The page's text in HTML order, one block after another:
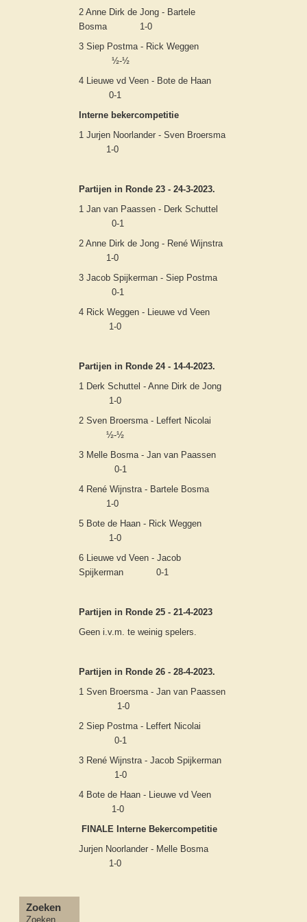
2 Anne Dirk de Jong - Bartele
Bosma 1-0
3 Siep Postma - Rick Weggen
½-½
4 Lieuwe vd Veen - Bote de Haan
0-1
Interne bekercompetitie
1 Jurjen Noorlander - Sven Broersma
1-0
Partijen in Ronde 23 - 24-3-2023.
1 Jan van Paassen - Derk Schuttel
0-1
2 Anne Dirk de Jong - René Wijnstra
1-0
3 Jacob Spijkerman - Siep Postma
0-1
4 Rick Weggen - Lieuwe vd Veen
1-0
Partijen in Ronde 24 - 14-4-2023.
1 Derk Schuttel - Anne Dirk de Jong
1-0
2 Sven Broersma - Leffert Nicolai
½-½
3 Melle Bosma - Jan van Paassen
0-1
4 René Wijnstra - Bartele Bosma
1-0
5 Bote de Haan - Rick Weggen
1-0
6 Lieuwe vd Veen - Jacob
Spijkerman 0-1
Partijen in Ronde 25 - 21-4-2023
Geen i.v.m. te weinig spelers.
Partijen in Ronde 26 - 28-4-2023.
1 Sven Broersma - Jan van Paassen
1-0
2 Siep Postma - Leffert Nicolai
0-1
3 René Wijnstra - Jacob Spijkerman
1-0
4 Bote de Haan - Lieuwe vd Veen
1-0
FINALE Interne Bekercompetitie
Jurjen Noorlander - Melle Bosma
1-0
Zoeken
Zoeken...